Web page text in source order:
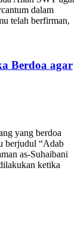
dalam
telah berfirman,
Berdoa agar
yang berdoa
berjudul “Adab
as-Suhaibani
ketika